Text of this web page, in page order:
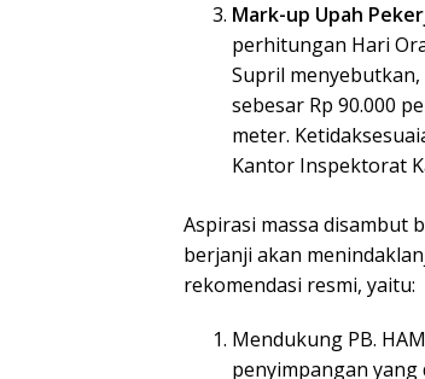
Mark-up Upah
perhitungan Hari
Supril
sebesar Rp 90.000
meter.
Kantor Inspektorat
Aspirasi massa disambut
berjanji akan
rekomendasi resmi, yaitu:
Mendukung PB.
penyimpangan yang